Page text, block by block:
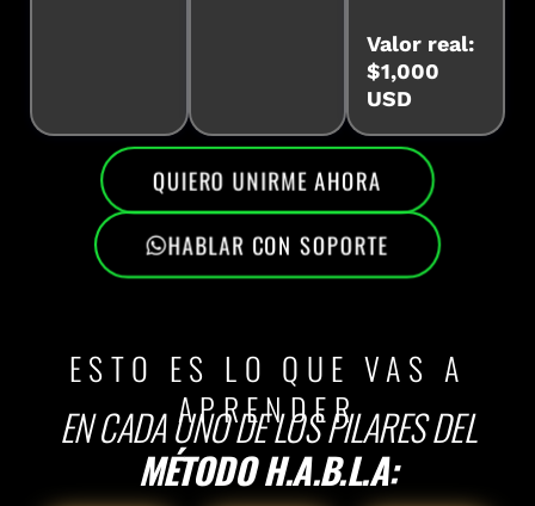
Valor real:
$1,000
USD
QUIERO UNIRME AHORA
HABLAR CON SOPORTE
ESTO ES LO QUE VAS A
APRENDER
EN CADA UNO DE LOS PILARES DEL
MÉTODO H.A.B.L.A: